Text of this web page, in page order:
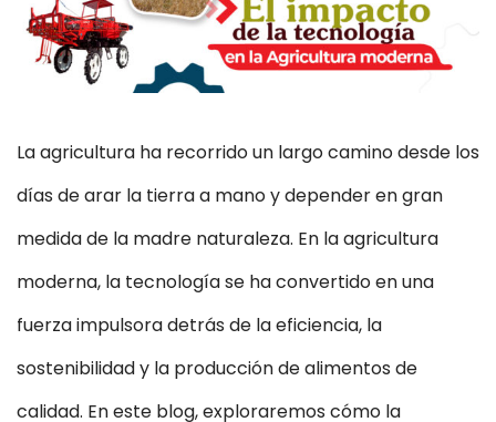
La agricultura ha recorrido un largo camino desde los
días de arar la tierra a mano y depender en gran
medida de la madre naturaleza. En la agricultura
moderna, la tecnología se ha convertido en una
fuerza impulsora detrás de la eficiencia, la
sostenibilidad y la producción de alimentos de
calidad. En este blog, exploraremos cómo la